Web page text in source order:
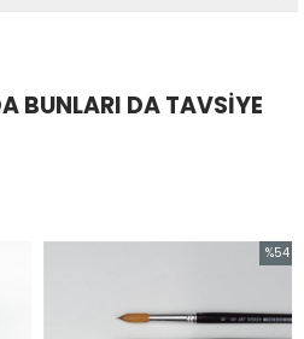
BUNLARI DA TAVSIYE
%54